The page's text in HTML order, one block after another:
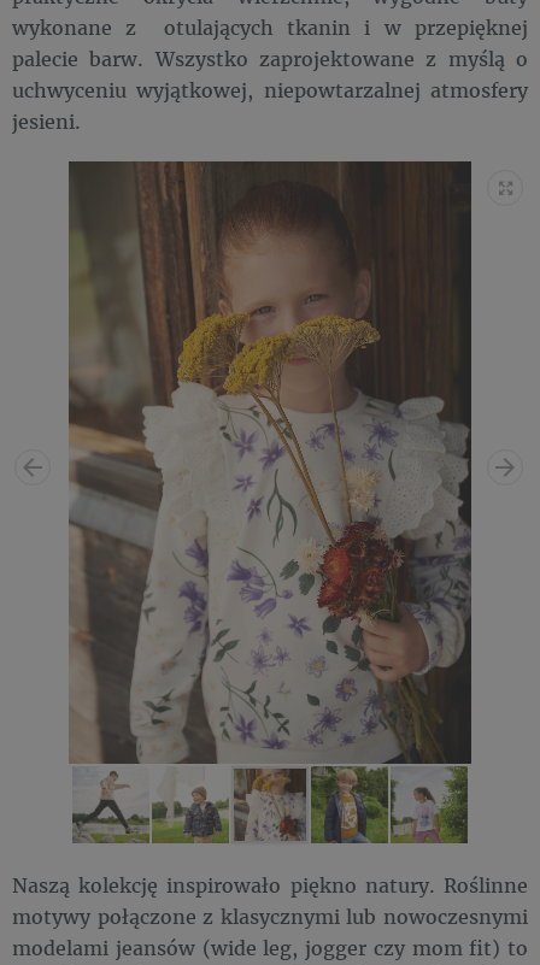
wykonane z otulających tkanin i w przepięknej
palecie barw. Wszystko zaprojektowane z myślą o
uchwyceniu wyjątkowej, niepowtarzalnej atmosfery
jesieni.
Naszą kolekcję inspirowało piękno natury. Roślinne
motywy połączone z klasycznymi lub nowoczesnymi
modelami jeansów (wide leg, jogger czy mom fit) to